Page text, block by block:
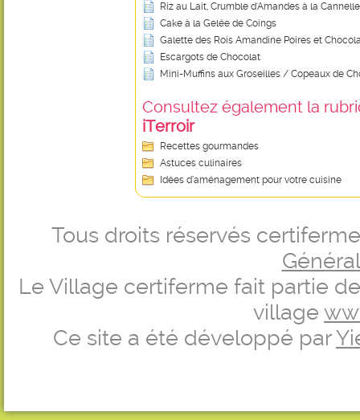
Riz au Lait, Crumble d'Amandes à la Cannelle
Cake à la Gelée de Coings
Galette des Rois Amandine Poires et
Escargots de Chocolat
Mini-Muffins aux Groseilles / Copeaux de
Consultez également la
iTerroir
Recettes gourmandes
Astuces culinaires
Idées d’aménagement pour votre cuisine
Tous droits réservés
Le Village certiferme fait partie
village
Ce site a été développé par